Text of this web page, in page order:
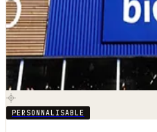
PERSONNALISABLE